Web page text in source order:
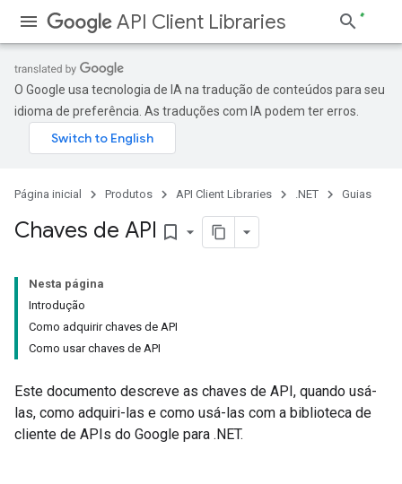
API Client Libraries
O Google usa tecnologia de IA na tradução de conteúdos para seu
idioma de preferência. As traduções com IA podem ter erros.
Página inicial Produtos API Client Libraries .NET Guias
Chaves de API bookmark_border
Nesta página
Introdução
Como adquirir chaves de API
Como usar chaves de API
Este documento descreve as chaves de API, quando usá-
las, como adquiri-las e como usá-las com a biblioteca de
cliente de APIs do Google para .NET.